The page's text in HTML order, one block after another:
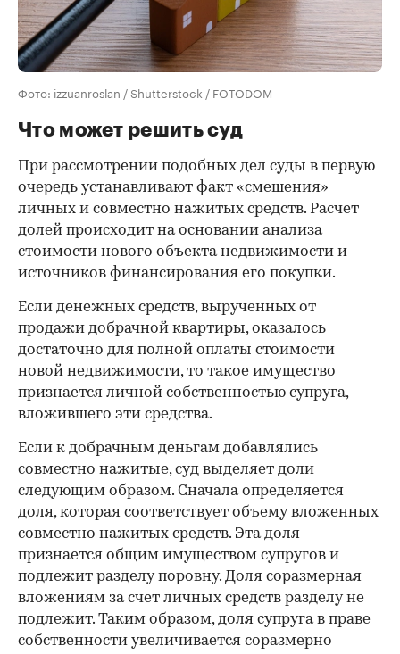
Фото: izzuanroslan / Shutterstock / FOTODOM
Что может решить суд
При рассмотрении подобных дел суды в первую
очередь устанавливают факт «смешения»
личных и совместно нажитых средств. Расчет
долей происходит на основании анализа
стоимости нового объекта недвижимости и
источников финансирования его покупки.
Если денежных средств, вырученных от
продажи добрачной квартиры, оказалось
достаточно для полной оплаты стоимости
новой недвижимости, то такое имущество
признается личной собственностью супруга,
вложившего эти средства.
Если к добрачным деньгам добавлялись
совместно нажитые, суд выделяет доли
следующим образом. Сначала определяется
доля, которая соответствует объему вложенных
совместно нажитых средств. Эта доля
признается общим имуществом супругов и
подлежит разделу поровну. Доля соразмерная
вложениям за счет личных средств разделу не
подлежит. Таким образом, доля супруга в праве
собственности увеличивается соразмерно